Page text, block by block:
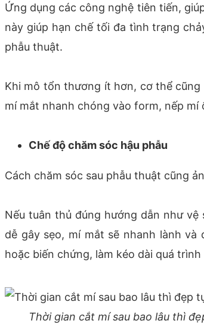
Ứng dụng các công nghệ tiên tiến,
này giúp hạn chế tối đa tình trạng
phẫu thuật.
Khi mô tổn thương ít hơn, cơ thể
mí mắt nhanh chóng vào form, nếp
Chế độ chăm sóc hậu phẫu
Cách chăm sóc sau phẫu thuật cũng
Nếu tuân thủ đúng hướng dẫn như
dễ gây sẹo, mí mắt sẽ nhanh lành
hoặc biến chứng, làm kéo dài quá trình
Thời gian cắt mí sau bao lâu thì